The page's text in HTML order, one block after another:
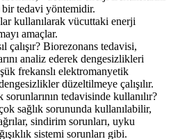
tedavi yöntemidir.
kullanılarak vücuttaki enerji
amaçlar.
çalışır? Biorezonans tedavisi,
analiz ederek dengesizlikleri
frekanslı elektromanyetik
düzeltilmeye çalışılır.
tedavisinde kullanılır?
sağlık sorununda kullanılabilir,
sindirim sorunları, uyku
sistemi sorunları gibi.